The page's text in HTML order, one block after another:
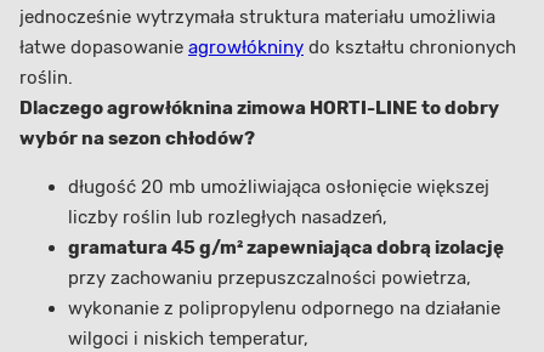
jednocześnie wytrzymała struktura materiału umożliwia
łatwe dopasowanie agrowłókniny do kształtu chronionych
roślin.
Dlaczego agrowłóknina zimowa HORTI-LINE to dobry
wybór na sezon chłodów?
długość 20 mb umożliwiająca osłonięcie większej
liczby roślin lub rozległych nasadzeń,
gramatura 45 g/m² zapewniająca dobrą izolację
przy zachowaniu przepuszczalności powietrza,
wykonanie z polipropylenu odpornego na działanie
wilgoci i niskich temperatur,